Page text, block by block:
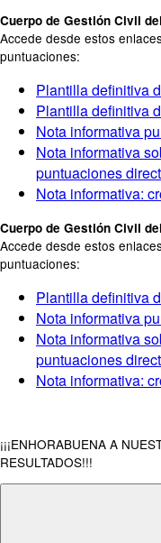
Cuerpo de Gestión Civil
Accede desde estos
puntuaciones:
Plantilla definitiva
Plantilla definitiva
Nota informativa
Nota informativa
puntuaciones
Nota informativa:
Cuerpo de Gestión Civil
Accede desde estos
puntuaciones:
Plantilla definitiva
Nota informativa
Nota informativa
puntuaciones
Nota informativa:
¡¡¡ENHORABUENA A
RESULTADOS!!!